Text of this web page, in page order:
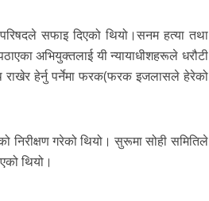
सफाइ दिएको थियो।सनम हत्या तथा
अभियुक्तलाई यी न्यायाधीशहरूले धरौटी
राखेर हेर्नु पर्नेमा फरक(फरक इजलासले हेरेको
निरीक्षण गरेको थियो। सुरूमा सोही समितिले
थियो।